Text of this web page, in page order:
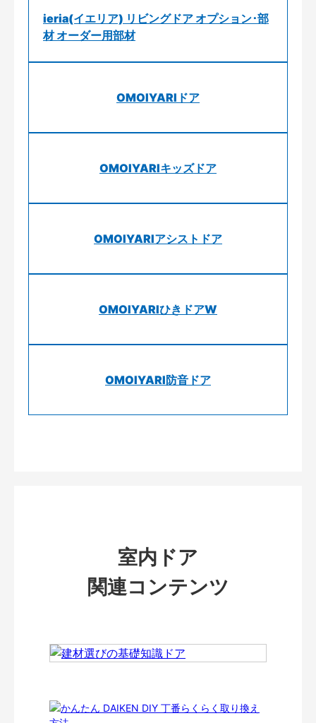
ieria(イエリア) リビングドア オプション･部
材 オーダー用部材
OMOIYARIドア
OMOIYARIキッズドア
OMOIYARIアシストドア
OMOIYARIひきドアW
OMOIYARI防音ドア
室内ドア
関連コンテンツ